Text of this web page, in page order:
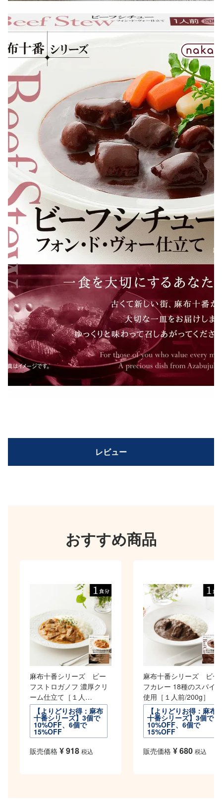
レビュー
おすすめ商品
麻布十番シリーズ ビー
フストロガノフ 濃厚クリ
ーム仕立て［１人
前/190g］
【よりどりお得：麻布
十番シリーズ】3個で
10%OFF、6個で
15%OFF
販売価格 ¥918 税込
麻布十番シリーズ ビー
フカレー 18種のスパイス
使用［１人前/200g］
【よりどりお得：麻布
十番シリーズ】3個で
10%OFF、6個で
15%OFF
販売価格 ¥680 税込